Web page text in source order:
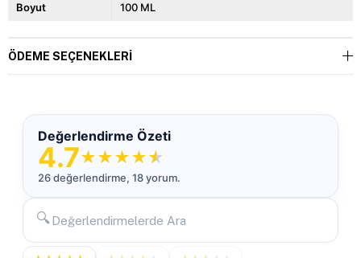
Boyut 100 ML
ÖDEME SEÇENEKLERI
Değerlendirme Özeti
4.7★★★★★
26 değerlendirme, 18 yorum.
🔍